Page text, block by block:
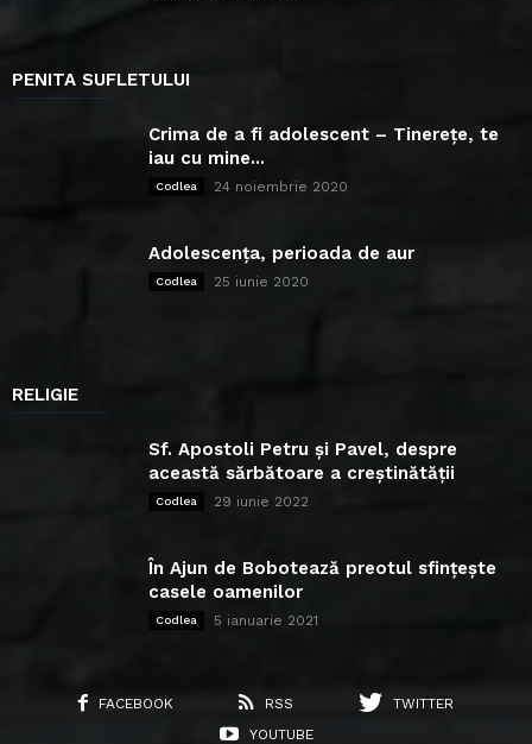
PENITA SUFLETULUI
Crima de a fi adolescent – Tinerețe, te
iau cu mine...
Codlea 24 noiembrie 2020
Adolescența, perioada de aur
Codlea 25 iunie 2020
RELIGIE
Sf. Apostoli Petru și Pavel, despre
această sărbătoare a creștinătății
Codlea 29 iunie 2022
În Ajun de Bobotează preotul sfințește
casele oamenilor
Codlea 5 ianuarie 2021
FACEBOOK RSS
TWITTER
YOUTUBE